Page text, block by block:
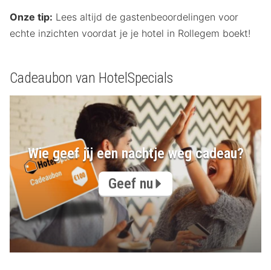
Onze tip: Lees altijd de gastenbeoordelingen voor
echte inzichten voordat je je hotel in Rollegem boekt!
Cadeaubon van HotelSpecials
Wie geef jij een nachtje weg cadeau?
Geef nu